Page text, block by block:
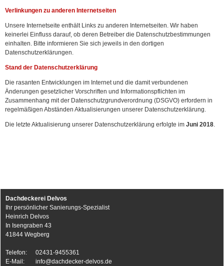
Verlinkungen zu anderen Internetseiten
Unsere Internetseite enthält Links zu anderen Internetseiten. Wir haben
keinerlei Einfluss darauf, ob deren Betreiber die Datenschutzbestimmungen
einhalten. Bitte informieren Sie sich jeweils in den dortigen
Datenschutzerklärungen.
Stand der Datenschutzerklärung
Die rasanten Entwicklungen im Internet und die damit verbundenen
Änderungen gesetzlicher Vorschriften und Informationspflichten im
Zusammenhang mit der Datenschutzgrundverordnung (DSGVO) erfordern in
regelmäßigen Abständen Aktualisierungen unserer Datenschutzerklärung.
Die letzte Aktualisierung unserer Datenschutzerklärung erfolgte im Juni 2018.
Dachdeckerei Delvos
Ihr persönlicher Sanierungs-Spezialist
Heinrich Delvos
In Isengraben 43
41844 Wegberg
Telefon:
02431-9455361
E-Mail:
info@dachdecker-delvos.de